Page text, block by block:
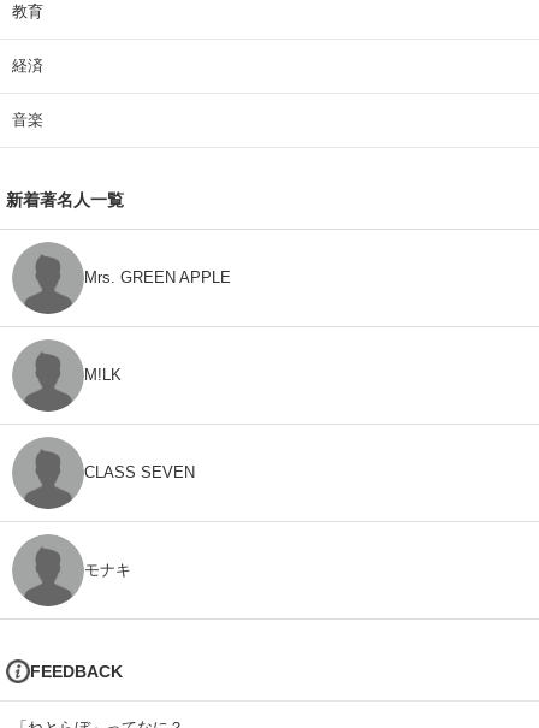
教育
経済
音楽
新着著名人一覧
Mrs. GREEN APPLE
M!LK
CLASS SEVEN
モナキ
FEEDBACK